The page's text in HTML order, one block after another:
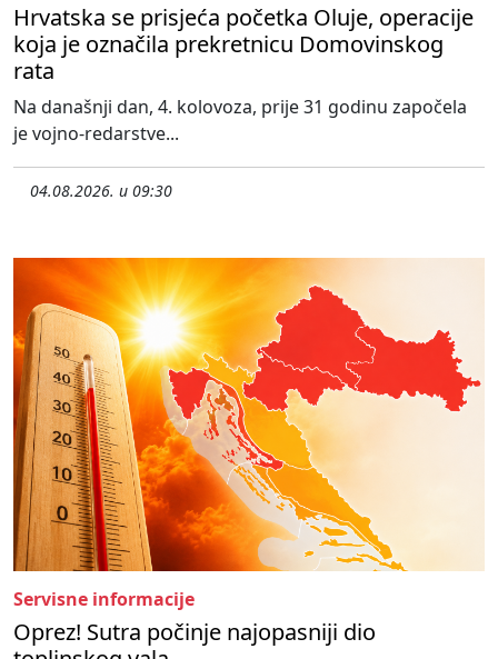
Hrvatska se prisjeća početka Oluje, operacije
koja je označila prekretnicu Domovinskog
rata
Na današnji dan, 4. kolovoza, prije 31 godinu započela
je vojno-redarstve...
04.08.2026. u 09:30
Servisne informacije
Oprez! Sutra počinje najopasniji dio